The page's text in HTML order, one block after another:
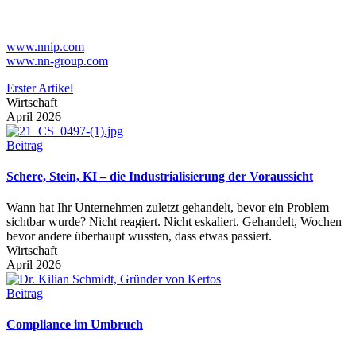
www.nnip.com
www.nn-group.com
Erster Artikel
Wirtschaft
April 2026
Beitrag
Schere, Stein, KI – die Industrialisierung der Voraussicht
Wann hat Ihr Unternehmen zuletzt gehandelt, bevor ein Problem
sichtbar wurde? Nicht reagiert. Nicht eskaliert. Gehandelt, Wochen
bevor andere überhaupt wussten, dass etwas passiert.
Wirtschaft
April 2026
Beitrag
Compliance im Umbruch